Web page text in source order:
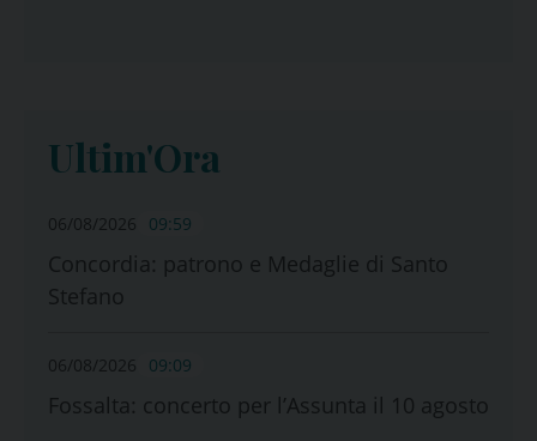
Ultim'Ora
06/08/2026 09:59
Concordia: patrono e Medaglie di Santo
Stefano
06/08/2026 09:09
Fossalta: concerto per l’Assunta il 10 agosto